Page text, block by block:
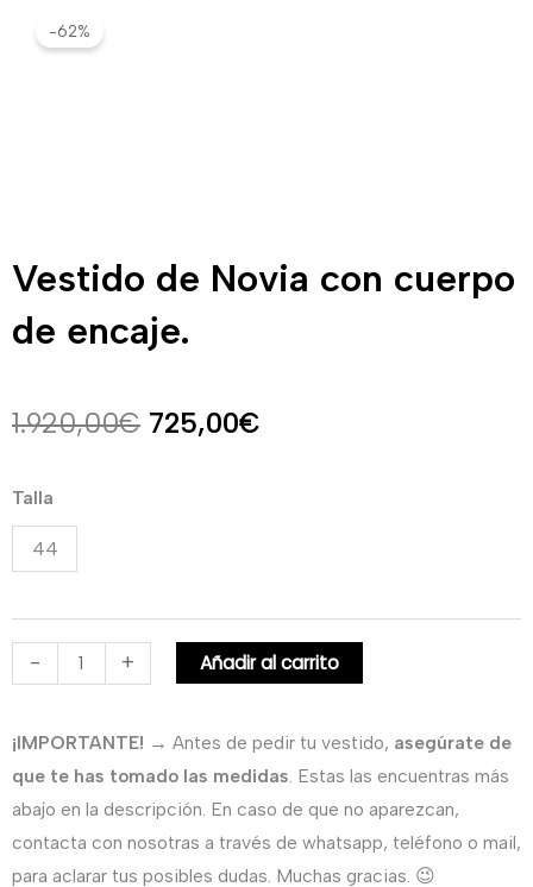
-62%
Vestido de Novia con cuerpo
de encaje.
1.920,00€ El
1.920,00€.
725,00€
725,00€.
Talla
44
-
Vestido
de
Novia
cuerpo
de
+ Añadir al carrito
¡IMPORTANTE! → Antes de pedir tu vestido, asegúrate de
que te has tomado las medidas. Estas las encuentras más
abajo en la descripción. En caso de que no aparezcan,
contacta con nosotras a través de whatsapp, teléfono o mail,
para aclarar tus posibles dudas. Muchas gracias. 😉